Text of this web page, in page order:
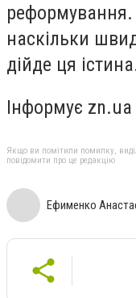
наскільки
дійде ця
Інформує zn.ua
Якщо ви помітили помилку,
повідомити про це редакцію
Ефименко